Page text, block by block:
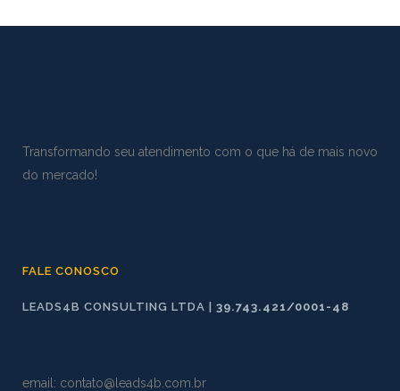
Transformando seu atendimento com o que há de mais novo
do mercado!
FALE CONOSCO
LEADS4B CONSULTING LTDA | 39.743.421/0001-48
email: contato@leads4b.com.br